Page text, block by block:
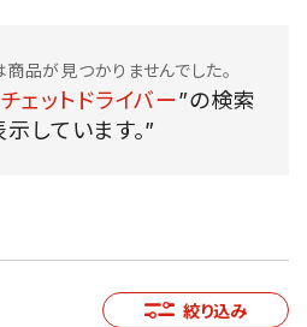
品が見つかりませんでした。
ェットドライバー”の検索
しています。”
絞り込み